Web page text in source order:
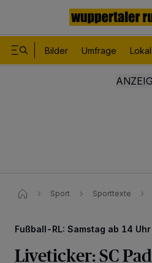
Bilder Umfrage
Sport Sporttexte
Fußball-RL: Samstag ab 14 Uhr
Liveticker: SC